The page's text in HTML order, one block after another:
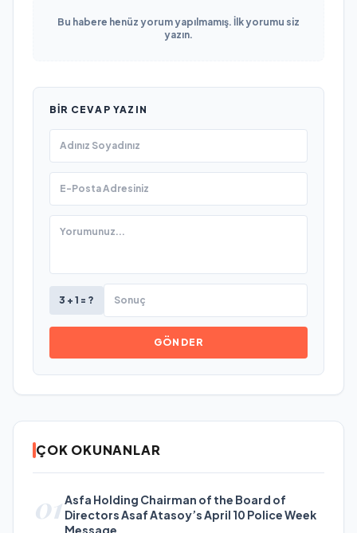
Bu habere henüz yorum yapılmamış. İlk yorumu siz
yazın.
BIR CEVAP YAZIN
3 + 1 = ?
GÖNDER
ÇOK OKUNANLAR
01Asfa Holding Chairman of the Board of
Directors Asaf Atasoy’s April 10 Police Week
Message